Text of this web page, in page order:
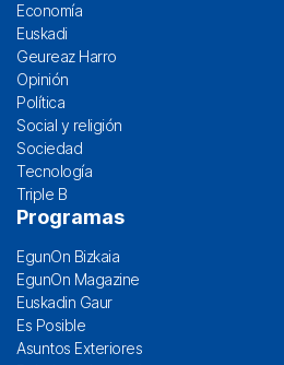
Economía
Euskadi
Geureaz Harro
Opinión
Política
Social y religión
Sociedad
Tecnología
Triple B
Programas
EgunOn Bizkaia
EgunOn Magazine
Euskadin Gaur
Es Posible
Asuntos Exteriores